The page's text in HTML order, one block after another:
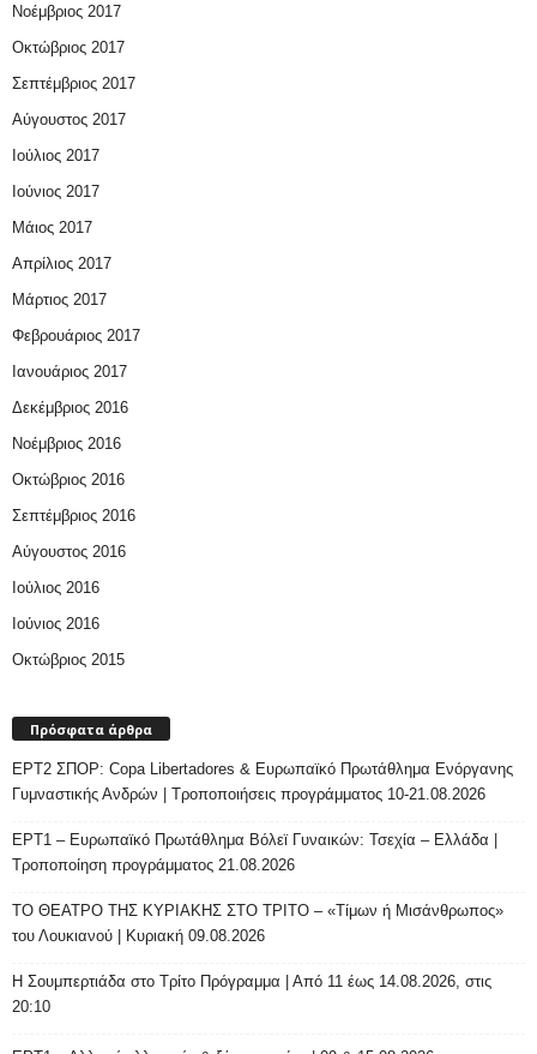
Νοέμβριος 2017
Οκτώβριος 2017
Σεπτέμβριος 2017
Αύγουστος 2017
Ιούλιος 2017
Ιούνιος 2017
Μάιος 2017
Απρίλιος 2017
Μάρτιος 2017
Φεβρουάριος 2017
Ιανουάριος 2017
Δεκέμβριος 2016
Νοέμβριος 2016
Οκτώβριος 2016
Σεπτέμβριος 2016
Αύγουστος 2016
Ιούλιος 2016
Ιούνιος 2016
Οκτώβριος 2015
Πρόσφατα άρθρα
ΕΡΤ2 ΣΠΟΡ: Copa Libertadores & Ευρωπαϊκό Πρωτάθλημα Ενόργανης
Γυμναστικής Ανδρών | Τροποποιήσεις προγράμματος 10-21.08.2026
ΕΡΤ1 – Ευρωπαϊκό Πρωτάθλημα Βόλεϊ Γυναικών: Τσεχία – Ελλάδα |
Τροποποίηση προγράμματος 21.08.2026
ΤΟ ΘΕΑΤΡΟ ΤΗΣ ΚΥΡΙΑΚΗΣ ΣΤΟ ΤΡΙΤΟ – «Τίμων ή Μισάνθρωπος»
του Λουκιανού | Κυριακή 09.08.2026
H Σουμπερτιάδα στο Τρίτο Πρόγραμμα | Από 11 έως 14.08.2026, στις
20:10